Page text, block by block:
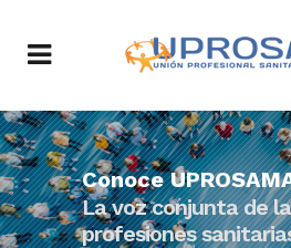
Conoce
La voz conjunta de
profesiones